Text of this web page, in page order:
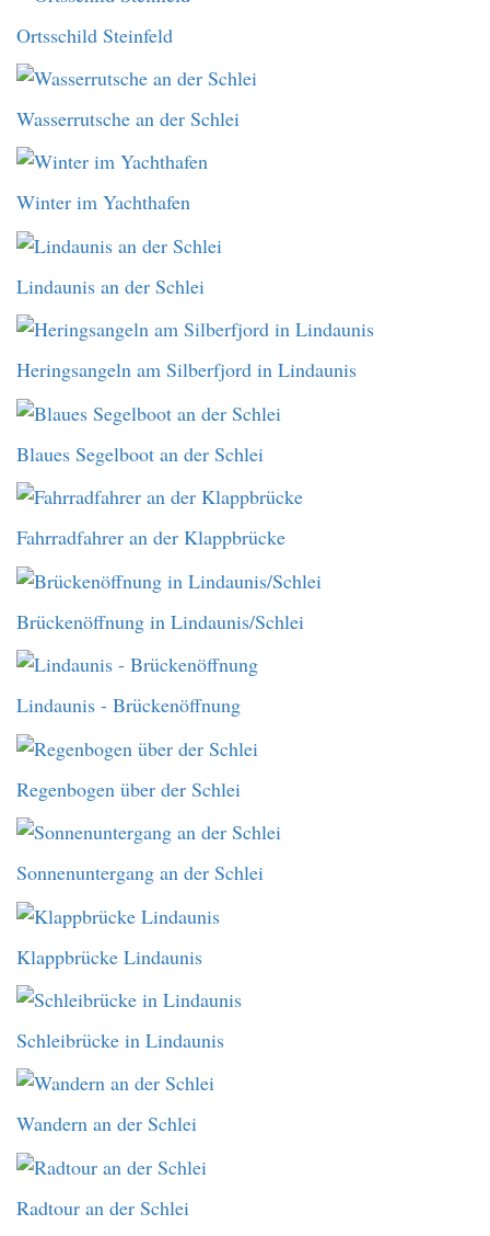
Ortsschild Steinfeld
Wasserrutsche an der Schlei
Winter im Yachthafen
Lindaunis an der Schlei
Heringsangeln am Silberfjord in Lindaunis
Blaues Segelboot an der Schlei
Fahrradfahrer an der Klappbrücke
Brückenöffnung in Lindaunis/Schlei
Lindaunis - Brückenöffnung
Regenbogen über der Schlei
Sonnenuntergang an der Schlei
Klappbrücke Lindaunis
Schleibrücke in Lindaunis
Wandern an der Schlei
Radtour an der Schlei